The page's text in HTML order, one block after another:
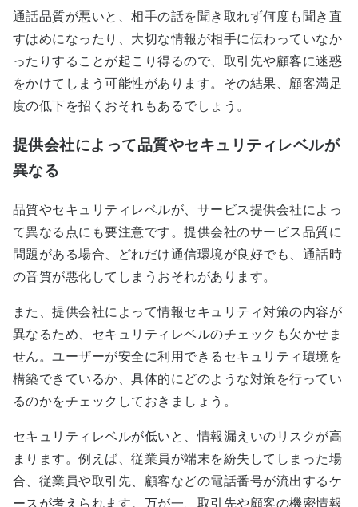
通話品質が悪いと、相手の話を聞き取れず何度も聞き直
すはめになったり、大切な情報が相手に伝わっていなか
ったりすることが起こり得るので、取引先や顧客に迷惑
をかけてしまう可能性があります。その結果、顧客満足
度の低下を招くおそれもあるでしょう。
提供会社によって品質やセキュリティレベルが
異なる
品質やセキュリティレベルが、サービス提供会社によっ
て異なる点にも要注意です。提供会社のサービス品質に
問題がある場合、どれだけ通信環境が良好でも、通話時
の音質が悪化してしまうおそれがあります。
また、提供会社によって情報セキュリティ対策の内容が
異なるため、セキュリティレベルのチェックも欠かせま
せん。ユーザーが安全に利用できるセキュリティ環境を
構築できているか、具体的にどのような対策を行ってい
るのかをチェックしておきましょう。
セキュリティレベルが低いと、情報漏えいのリスクが高
まります。例えば、従業員が端末を紛失してしまった場
合、従業員や取引先、顧客などの電話番号が流出するケ
ースが考えられます。万が一、取引先や顧客の機密情報